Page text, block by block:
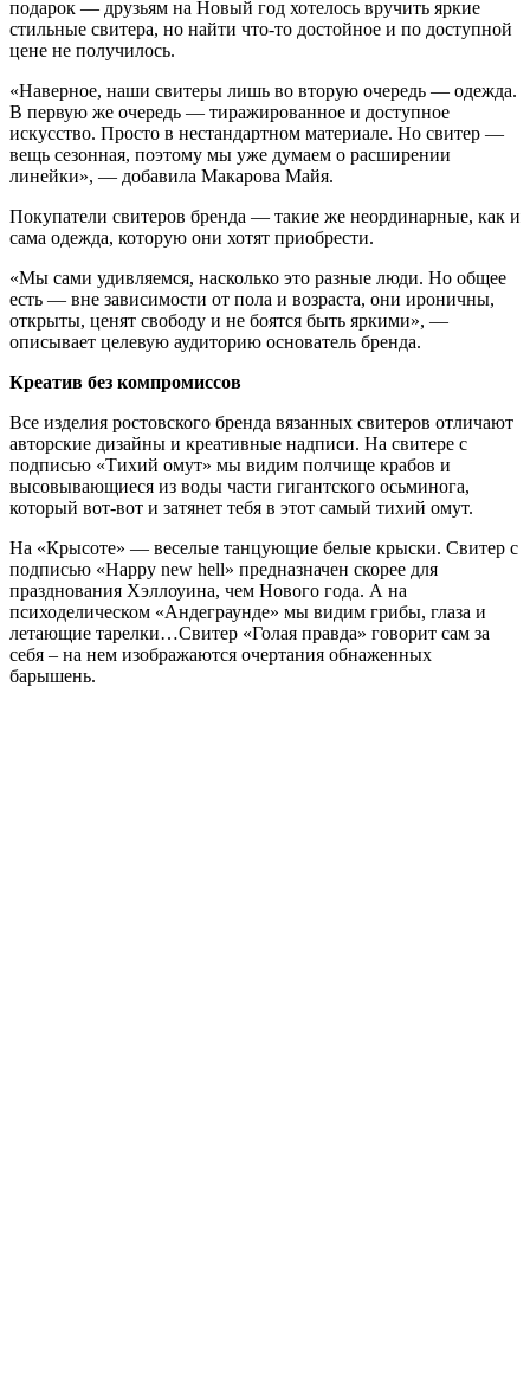
подарок — друзьям на Новый год хотелось вручить яркие
стильные свитера, но найти что-то достойное и по доступной
цене не получилось.
«Наверное, наши свитеры лишь во вторую очередь — одежда.
В первую же очередь — тиражированное и доступное
искусство. Просто в нестандартном материале. Но свитер —
вещь сезонная, поэтому мы уже думаем о расширении
линейки», — добавила Макарова Майя.
Покупатели свитеров бренда — такие же неординарные, как и
сама одежда, которую они хотят приобрести.
«Мы сами удивляемся, насколько это разные люди. Но общее
есть — вне зависимости от пола и возраста, они ироничны,
открыты, ценят свободу и не боятся быть яркими», —
описывает целевую аудиторию основатель бренда.
Креатив без компромиссов
Все изделия ростовского бренда вязанных свитеров отличают
авторские дизайны и креативные надписи. На свитере с
подписью «Тихий омут» мы видим полчище крабов и
высовывающиеся из воды части гигантского осьминога,
который вот-вот и затянет тебя в этот самый тихий омут.
На «Крысоте» — веселые танцующие белые крыски. Свитер с
подписью «Happy new hell» предназначен скорее для
празднования Хэллоуина, чем Нового года. А на
психоделическом «Андеграунде» мы видим грибы, глаза и
летающие тарелки…Свитер «Голая правда» говорит сам за
себя – на нем изображаются очертания обнаженных
барышень.